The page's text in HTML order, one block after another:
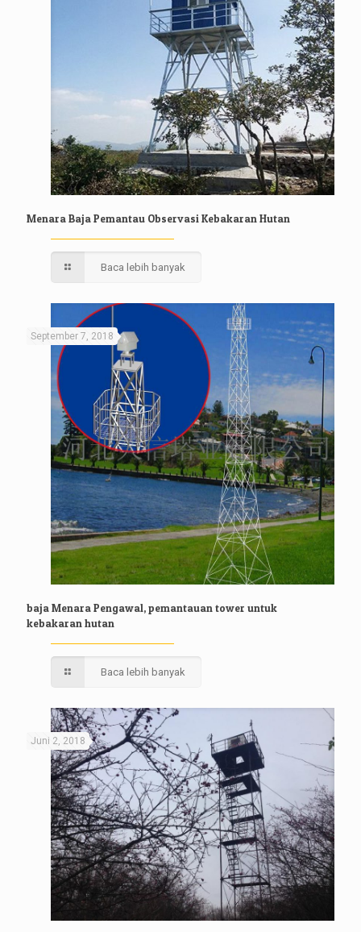
Menara Baja Pemantau Observasi Kebakaran Hutan
Baca lebih banyak
September 7, 2018
baja Menara Pengawal, pemantauan tower untuk
kebakaran hutan
Baca lebih banyak
Juni 2, 2018